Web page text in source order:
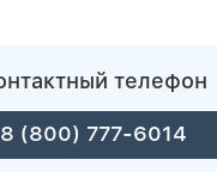
телефон
8 (800) 777-6014